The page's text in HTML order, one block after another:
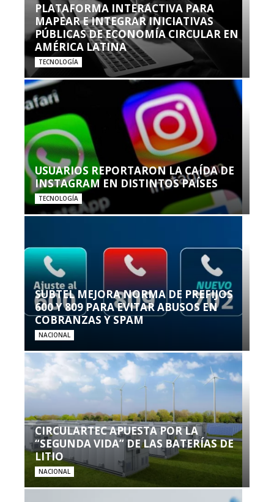
PLATAFORMA INTERACTIVA PARA
MAPEAR E INTEGRAR INICIATIVAS
PÚBLICAS DE ECONOMÍA CIRCULAR EN
AMÉRICA LATINA
TECNOLOGÍA
USUARIOS REPORTARON LA CAÍDA DE
INSTAGRAM EN DISTINTOS PAÍSES
TECNOLOGÍA
SUBTEL MEJORA NORMA DE PREFIJOS
600 Y 809 PARA EVITAR ABUSOS EN
COBRANZAS Y SPAM
NACIONAL
CIRCULARTEC APUESTA POR LA
“SEGUNDA VIDA” DE LAS BATERÍAS DE
LITIO
NACIONAL